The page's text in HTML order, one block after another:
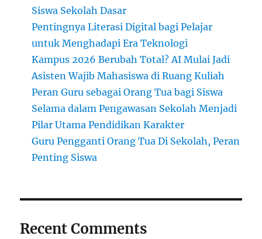
Siswa Sekolah Dasar
Pentingnya Literasi Digital bagi Pelajar
untuk Menghadapi Era Teknologi
Kampus 2026 Berubah Total? AI Mulai Jadi
Asisten Wajib Mahasiswa di Ruang Kuliah
Peran Guru sebagai Orang Tua bagi Siswa
Selama dalam Pengawasan Sekolah Menjadi
Pilar Utama Pendidikan Karakter
Guru Pengganti Orang Tua Di Sekolah, Peran
Penting Siswa
Recent Comments